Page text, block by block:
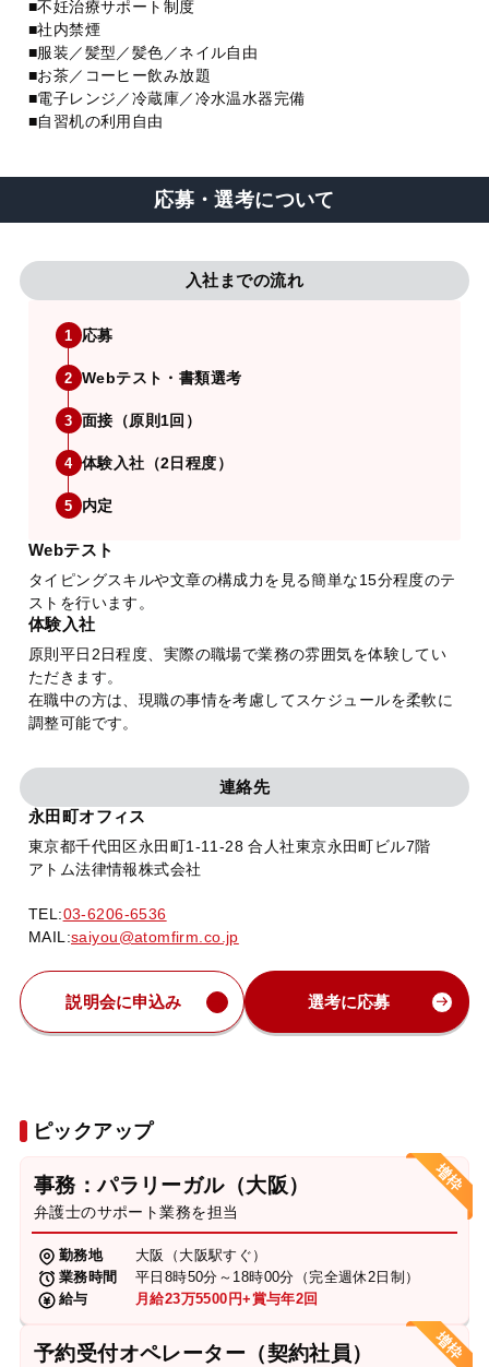
■不妊治療サポート制度
■社内禁煙
■服装／髪型／髪色／ネイル自由
■お茶／コーヒー飲み放題
■電子レンジ／冷蔵庫／冷水温水器完備
■自習机の利用自由
応募・選考について
入社までの流れ
1 応募
2 Webテスト・書類選考
3 面接（原則1回）
4 体験入社（2日程度）
5 内定
Webテスト
タイピングスキルや文章の構成力を見る簡単な15分程度のテ
ストを行います。
体験入社
原則平日2日程度、実際の職場で業務の雰囲気を体験してい
ただきます。
在職中の方は、現職の事情を考慮してスケジュールを柔軟に
調整可能です。
連絡先
永田町オフィス
東京都千代田区永田町1-11-28 合人社東京永田町ビル7階
アトム法律情報株式会社
TEL:03-6206-6536
MAIL:saiyou@atomfirm.co.jp
説明会に申込み 選考に応募
ピックアップ
事務：パラリーガル（大阪）
弁護士のサポート業務を担当
勤務地
大阪（大阪駅すぐ）
業務時間
平日8時50分～18時00分（完全週休2日制）
給与
月給23万5500円+賞与年2回
予約受付オペレーター（契約社員）